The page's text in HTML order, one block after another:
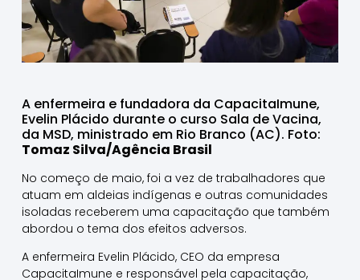
A enfermeira e fundadora da CapacitaImune,
Evelin Plácido durante o curso Sala de Vacina,
da MSD, ministrado em Rio Branco (AC). Foto:
Tomaz Silva/Agência Brasil
No começo de maio, foi a vez de trabalhadores que
atuam em aldeias indígenas e outras comunidades
isoladas receberem uma capacitação que também
abordou o tema dos efeitos adversos.
A enfermeira Evelin Plácido, CEO da empresa
CapacitaImune e responsável pela capacitação,